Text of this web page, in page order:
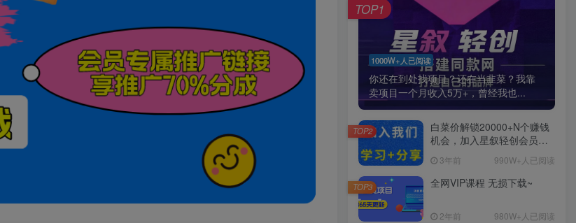
1000W+人已阅读
你还在到处找项目？还在当韭菜？我靠
卖项目一个月收入5万+，曾经我也...
TOP1
白菜价解锁20000+N个赚钱
机会，加入星叙轻创会员，
3年前 990W+人已阅读
TOP2
全网VIP课程 无损下载~
2年前 980W+人已阅读
TOP3